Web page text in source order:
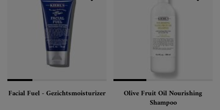
Facial Fuel - Gezichtsmoisturizer Olive Fruit Oil Nourishing
Shampoo